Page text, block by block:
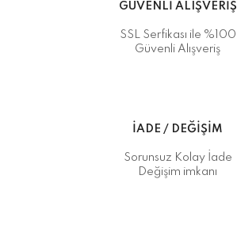
GÜVENLİ ALIŞVERİŞ
SSL Serfikası ile %100
Güvenli Alışveriş
İADE / DEĞİŞİM
Sorunsuz Kolay İade
Değişim imkanı